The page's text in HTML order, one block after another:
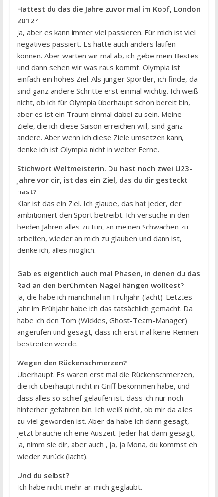
Hattest du das die Jahre zuvor mal im Kopf, London
2012?
Ja, aber es kann immer viel passieren. Für mich ist viel
negatives passiert. Es hätte auch anders laufen
können. Aber warten wir mal ab, ich gebe mein Bestes
und dann sehen wir was raus kommt. Olympia ist
einfach ein hohes Ziel. Als junger Sportler, ich finde, da
sind ganz andere Schritte erst einmal wichtig. Ich weiß
nicht, ob ich für Olympia überhaupt schon bereit bin,
aber es ist ein Traum einmal dabei zu sein. Meine
Ziele, die ich diese Saison erreichen will, sind ganz
andere. Aber wenn ich diese Ziele umsetzen kann,
denke ich ist Olympia nicht in weiter Ferne.
Stichwort Weltmeisterin. Du hast noch zwei U23-
Jahre vor dir, ist das ein Ziel, das du dir gesteckt
hast?
Klar ist das ein Ziel. Ich glaube, das hat jeder, der
ambitioniert den Sport betreibt. Ich versuche in den
beiden Jahren alles zu tun, an meinen Schwächen zu
arbeiten, wieder an mich zu glauben und dann ist,
denke ich, alles möglich.
Gab es eigentlich auch mal Phasen, in denen du das
Rad an den berühmten Nagel hängen wolltest?
Ja, die habe ich manchmal im Frühjahr (lacht). Letztes
Jahr im Frühjahr habe ich das tatsächlich gemacht. Da
habe ich den Tom (Wickles, Ghost-Team-Manager)
angerufen und gesagt, dass ich erst mal keine Rennen
bestreiten werde.
Wegen den Rückenschmerzen?
Überhaupt. Es waren erst mal die Rückenschmerzen,
die ich überhaupt nicht in Griff bekommen habe, und
dass alles so schief gelaufen ist, dass ich nur noch
hinterher gefahren bin. Ich weiß nicht, ob mir da alles
zu viel geworden ist. Aber da habe ich dann gesagt,
jetzt brauche ich eine Auszeit. Jeder hat dann gesagt,
ja, nimm sie dir, aber auch , ja, ja Mona, du kommst eh
wieder zurück (lacht).
Und du selbst?
Ich habe nicht mehr an mich geglaubt.